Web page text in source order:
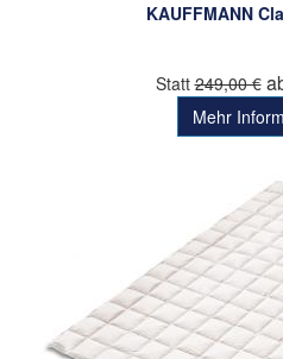
KAUFFMANN
Statt249,00 €
Mehr